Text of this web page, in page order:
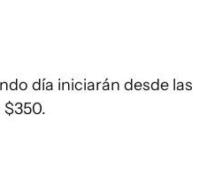
día iniciarán desde las
$350.